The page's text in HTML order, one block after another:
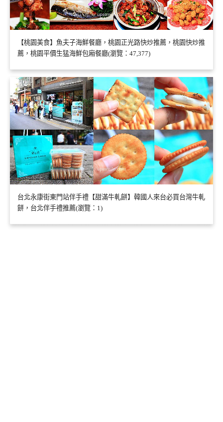
【桃園美食】魚夫子海鮮餐廳，桃園正光路快炒推薦，桃園快炒推
薦，桃園平價生猛海鮮包廂餐廳(瀏覽：47,377)
台北永康街東門站伴手禮【甜滿牛軋餅】韓國人來台必買台灣牛軋
餅，台北伴手禮推薦(瀏覽：1)